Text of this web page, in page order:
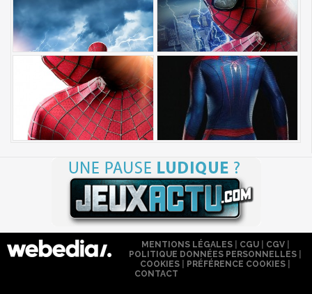
MENTIONS LÉGALES| CGU| CGV|
POLITIQUE DONNÉES PERSONNELLES
COOKIES
PRÉFÉRENCE COOKIES
CONTACT